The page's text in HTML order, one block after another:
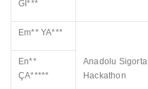
GI***
Em** YA***
Anadolu Sigorta
Hackathon
En**
ÇA*****